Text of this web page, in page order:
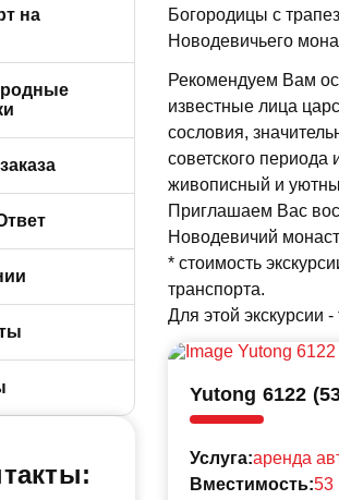
Богородицы с
Новодевичьего
Рекомендуем Вам
известные лица
сословия,
советского
живописный и
Приглашаем Вас
Новодевичий
* стоимость
транспорта.
Для этой экскурсии
Yutong 6122
Услуга:аренда
Вместимость:53
и
на
от
БизнесБас
удостоверения